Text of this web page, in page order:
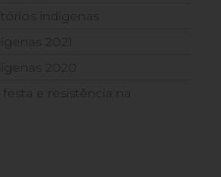
indígenas
2021
2020
e resistência na